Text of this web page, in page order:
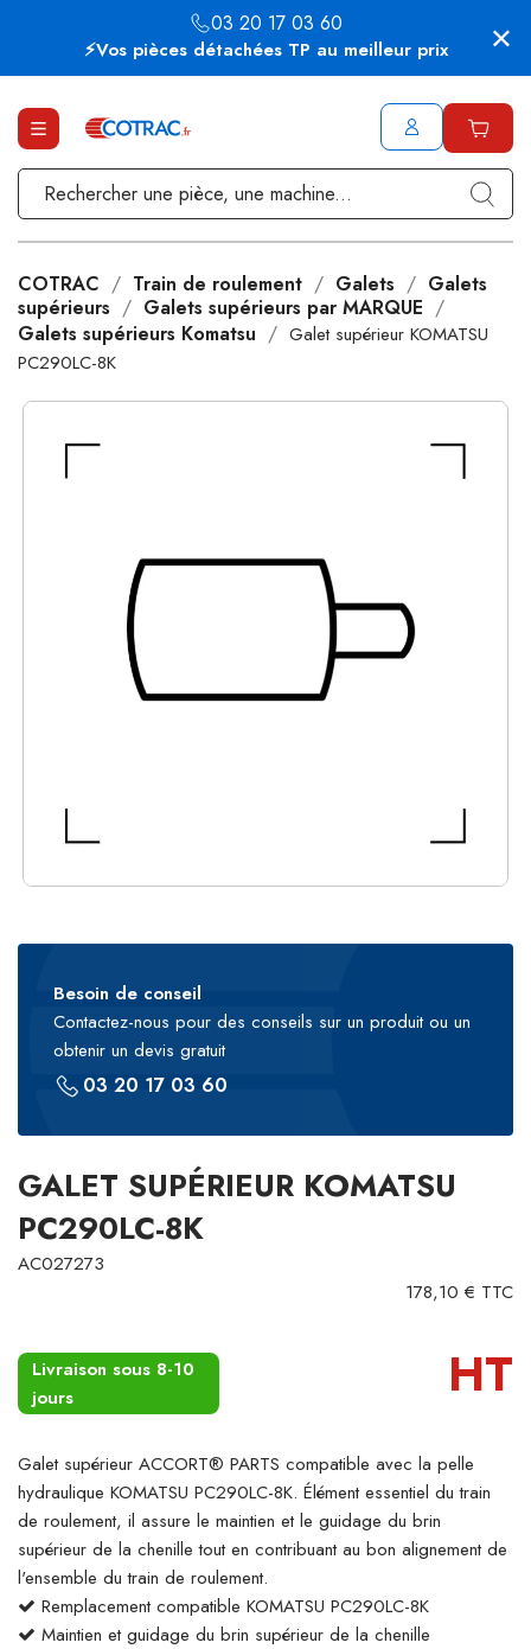
⚡Vos pièces détachées TP au meilleur prix
03 20 17 03 60
COTRAC Train de roulement Galets
Galets
supérieurs
Galets supérieurs par MARQUE
Galets supérieurs Komatsu
Galet supérieur KOMATSU
PC290LC-8K
Besoin de conseil
Contactez-nous pour des conseils sur un produit ou un
obtenir un devis gratuit
03 20 17 03 60
GALET SUPÉRIEUR KOMATSU
PC290LC-8K
AC027273
178,10 € TTC
Livraison sous 8-10
jours
HT
Galet supérieur ACCORT® PARTS compatible avec la pelle
hydraulique KOMATSU PC290LC-8K. Élément essentiel du train
de roulement, il assure le maintien et le guidage du brin
supérieur de la chenille tout en contribuant au bon alignement de
l'ensemble du train de roulement.
Remplacement compatible KOMATSU PC290LC-8K
Maintien et guidage du brin supérieur de la chenille